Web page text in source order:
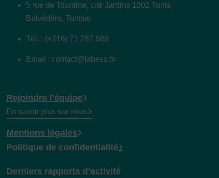
5 rue de Touraine, cité Jardins 1002 Tunis,
Belvédère, Tunisie
Tél. : (+216) 71 287 688
Email : contact@labess.tn
Rejoindre l’équipe
En savoir plus sur nous
Mentions légales
Politique de confidentialité
Derniers rapports d’activité